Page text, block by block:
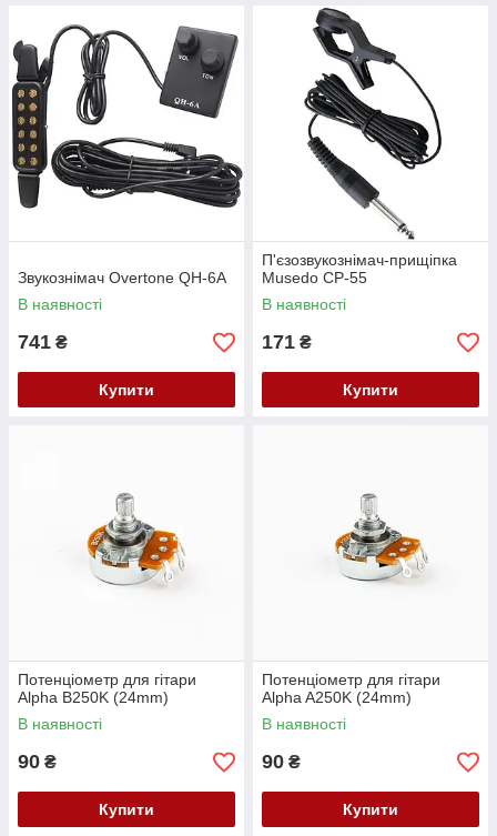
Звукознімач Overtone QH-6A
В наявності
741 ₴
Купити
П'єзозвукознімач-прищіпка
Musedo CP-55
В наявності
171 ₴
Купити
Потенціометр для гітари
Alpha B250K (24mm)
В наявності
90 ₴
Купити
Потенціометр для гітари
Alpha A250K (24mm)
В наявності
90 ₴
Купити